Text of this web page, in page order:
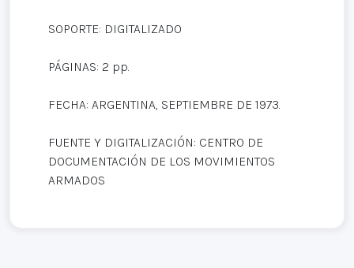
SOPORTE: DIGITALIZADO
PÁGINAS: 2 pp.
FECHA: ARGENTINA, SEPTIEMBRE DE 1973.
FUENTE Y DIGITALIZACIÓN: CENTRO DE
DOCUMENTACIÓN DE LOS MOVIMIENTOS
ARMADOS